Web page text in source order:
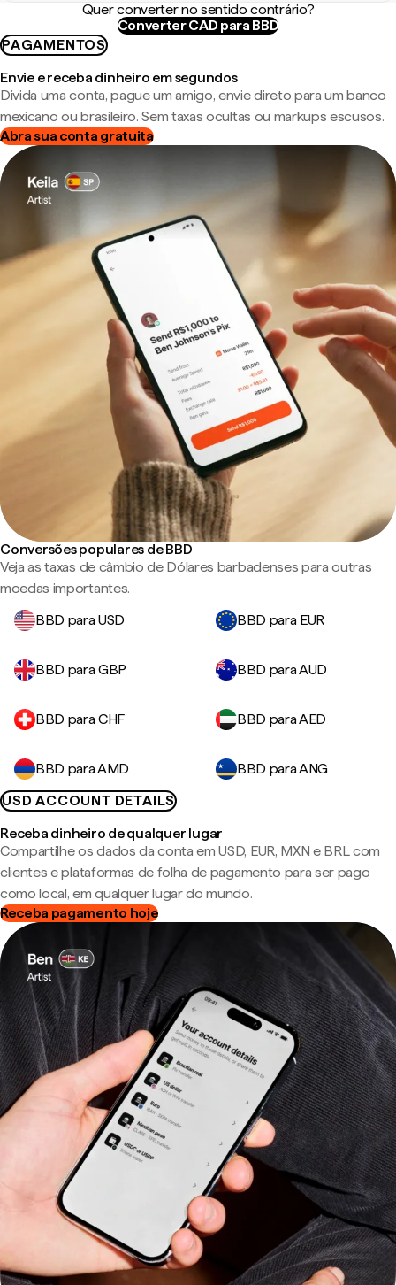
Quer converter no sentido contrário?
Converter CAD para BBD
PAGAMENTOS
Envie e receba dinheiro em segundos
Divida uma conta, pague um amigo, envie direto para um banco
mexicano ou brasileiro. Sem taxas ocultas ou markups escusos.
Abra sua conta gratuita
Conversões populares de BBD
Veja as taxas de câmbio de Dólares barbadenses para outras
moedas importantes.
BBD para USD
BBD para EUR
BBD para GBP BBD para AUD
BBD para CHF BBD para AED
BBD para AMD
BBD para ANG
USD ACCOUNT DETAILS
Receba dinheiro de qualquer lugar
Compartilhe os dados da conta em USD, EUR, MXN e BRL com
clientes e plataformas de folha de pagamento para ser pago
como local, em qualquer lugar do mundo.
Receba pagamento hoje